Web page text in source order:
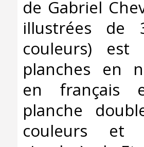
de Gabriel
illustrées de
couleurs)
planches en
en français
planche
couleurs et